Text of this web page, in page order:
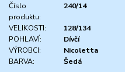
Číslo
produktu:
240/14
VELIKOSTI:
128/134
POHLAVÍ:
Dívčí
VÝROBCI:
Nicoletta
BARVA:
Šedá